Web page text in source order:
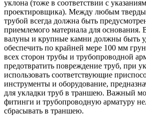
уклона (тоже в соответствии с
проектировщика). Между любым
трубой всегда должна быть
приемлемого материала для
валуны и крупные камни должны быть
обеспечить по крайней мере 100 мм
всех сторон трубы и трубопроводной
предотвратить повреждение труб, при
использовать соответствующие
инструменты и оборудование,
для укладки труб в траншею. Важный
фитинги и трубопроводную арматуру
сбрасывать в траншею.